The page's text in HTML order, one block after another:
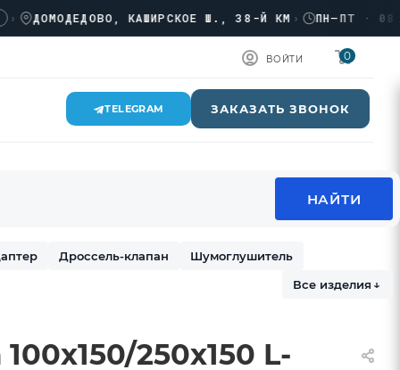
КАШИРСКОЕ Ш., 38-Й КМ › ПН–ПТ · 08:00
ВОЙТИ 0
TELEGRAM ЗАКАЗАТЬ ЗВОНОК
Дроссель-клапан
Шумоглушитель
Все изделия ↓
250х150 L-